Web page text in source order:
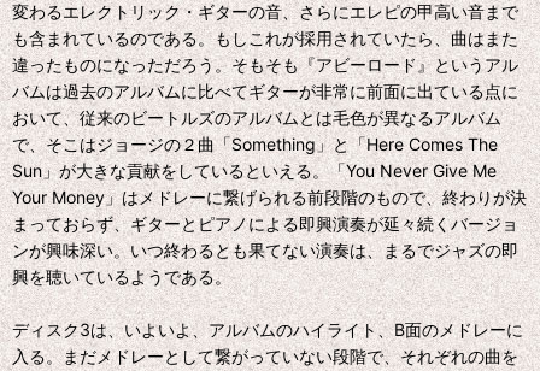
変わるエレクトリック・ギターの音、さらにエレピの甲高い音まで
も含まれているのである。もしこれが採用されていたら、曲はまた
違ったものになっただろう。そもそも『アビーロード』というアル
バムは過去のアルバムに比べてギターが非常に前面に出ている点に
おいて、従来のビートルズのアルバムとは毛色が異なるアルバム
で、そこはジョージの２曲「Something」と「Here Comes The
Sun」が大きな貢献をしているといえる。「You Never Give Me
Your Money」はメドレーに繋げられる前段階のもので、終わりが決
まっておらず、ギターとピアノによる即興演奏が延々続くバージョ
ンが興味深い。いつ終わるとも果てない演奏は、まるでジャズの即
興を聴いているようである。
ディスク3は、いよいよ、アルバムのハイライト、B面のメドレーに
入る。まだメドレーとして繋がっていない段階で、それぞれの曲を